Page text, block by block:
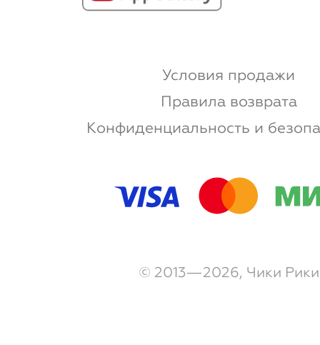
Условия продажи
Правила возврата
Конфиденциальность и
© 2013—2026, Чики Рики